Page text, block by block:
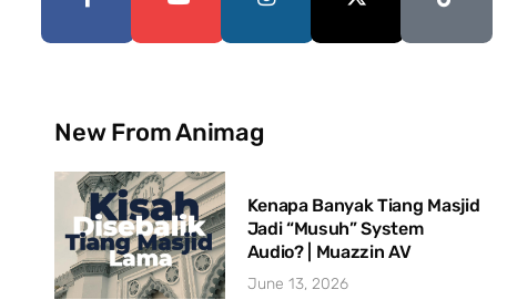
New From Animag
Kenapa Banyak Tiang Masjid
Jadi “Musuh” System
Audio? | Muazzin AV
June 13, 2026